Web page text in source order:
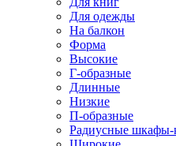
Для одежды
На балкон
Форма
Высокие
Г-образные
Длинные
Низкие
П-образные
Радиусные шкафы-